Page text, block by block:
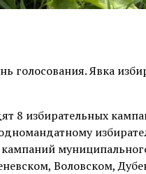
Явка
8 избирательных
Воловском,